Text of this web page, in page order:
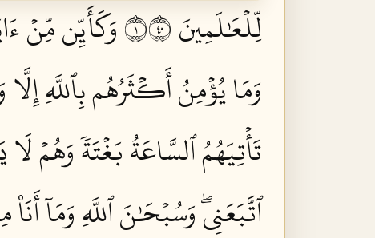
لِّلۡعَٰلَمِينَ ١٠٤
وَكَأَيِّن مِّنۡ
وَمَا يُؤۡمِنُ أَكۡثَرُهُم بِٱللَّهِ إِلَّا
تَأۡتِيَهُمُ ٱلسَّاعَةُ بَغۡتَةٗ وَهُمۡ لَا
ٱتَّبَعَنِيۖ وَسُبۡحَٰنَ ٱللَّهِ وَمَآ أَنَا۠